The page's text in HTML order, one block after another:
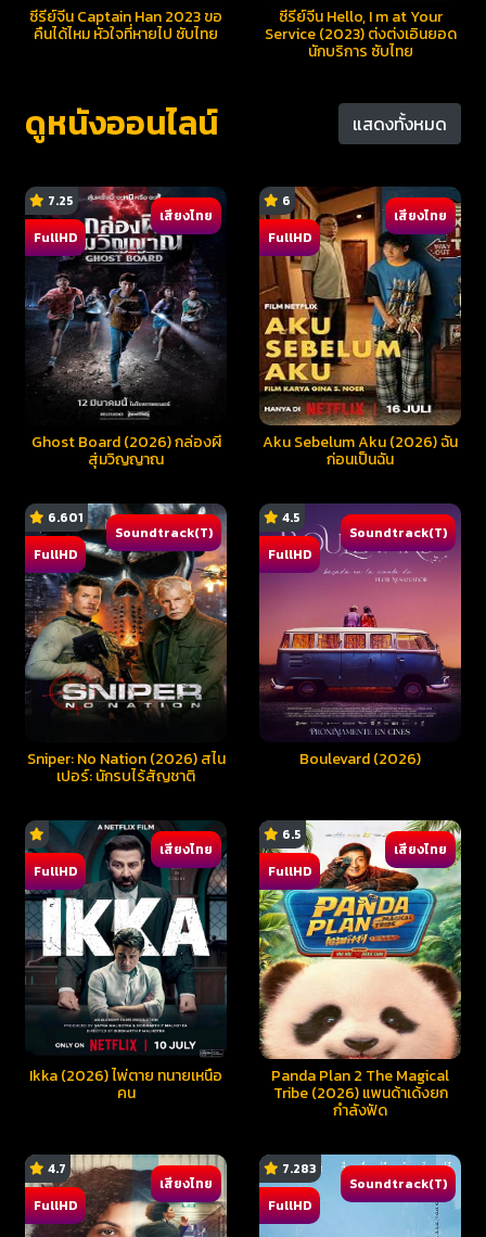
ซีรี่ย์จีน Captain Han 2023 ขอ
คืนได้ไหม หัวใจที่หายไป ซับไทย
ซีรี่ย์จีน Hello, I m at Your
Service (2023) ต่งต่งเอินยอด
นักบริการ ซับไทย
ดูหนังออนไลน์ แสดงทั้งหมด
7.25
FullHD
เสียงไทย
Ghost Board (2026) กล่องผี
สุ่มวิญญาณ
6
FullHD
เสียงไทย
Aku Sebelum Aku (2026) ฉัน
ก่อนเป็นฉัน
6.601
FullHD
Soundtrack(T)
Sniper: No Nation (2026) สไน
เปอร์: นักรบไร้สัญชาติ
4.5
FullHD
Soundtrack(T)
Boulevard (2026)
FullHD
เสียงไทย
Ikka (2026) ไพ่ตาย ทนายเหนือ
คน
6.5
FullHD
เสียงไทย
Panda Plan 2 The Magical
Tribe (2026) แพนด้าเด้งยก
กำลังฟัด
4.7
FullHD
เสียงไทย
7.283
FullHD
Soundtrack(T)